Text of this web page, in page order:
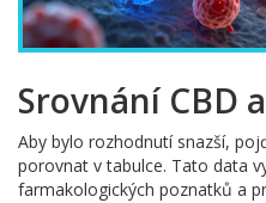
Srovnání CBD
Aby bylo rozhodnutí snazší,
porovnat v tabulce. Tato data
farmakologických poznatků a